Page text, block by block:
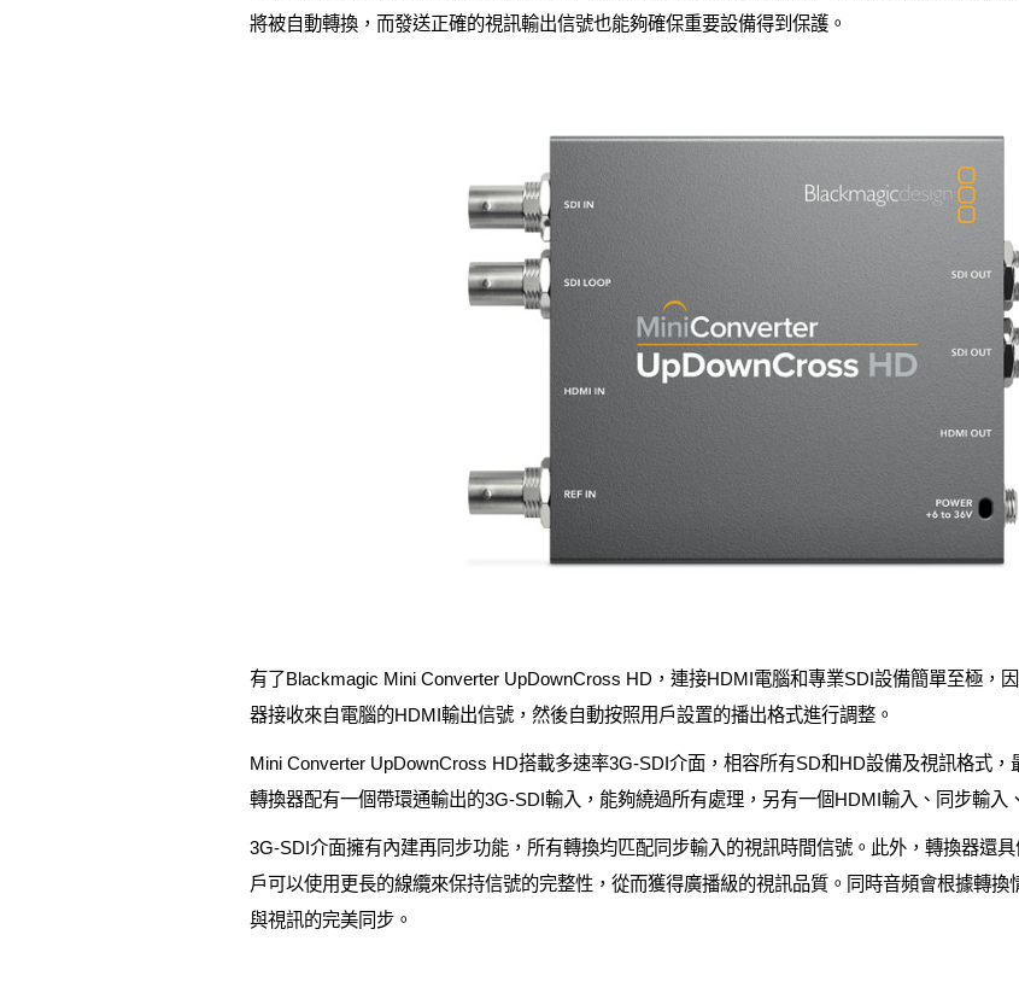
將被自動轉換，而發送正確的視訊輸出信號也能夠確保重要設備得到保護。
有了Blackmagic Mini Converter UpDownCross HD，連接HDMI電腦和專業SDI設備簡單至極，
器接收來自電腦的HDMI輸出信號，然後自動按照用戶設置的播出格式進行調整。
Mini Converter UpDownCross HD搭載多速率3G-SDI介面，相容所有SD和HD設備及視訊格式
轉換器配有一個帶環通輸出的3G-SDI輸入，能夠繞過所有處理，另有一個HDMI輸入、同步輸入
3G-SDI介面擁有內建再同步功能，所有轉換均匹配同步輸入的視訊時間信號。此外，轉換器還
戶可以使用更長的線纜來保持信號的完整性，從而獲得廣播級的視訊品質。同時音頻會根據轉
與視訊的完美同步。